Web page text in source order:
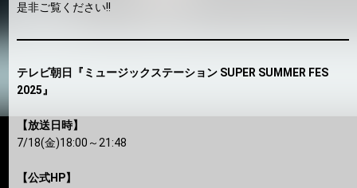
是非ご覧ください!!
テレビ朝日『ミュージックステーション SUPER SUMMER FES
2025』
【放送日時】
7/18(金)18:00～21:48
【公式HP】